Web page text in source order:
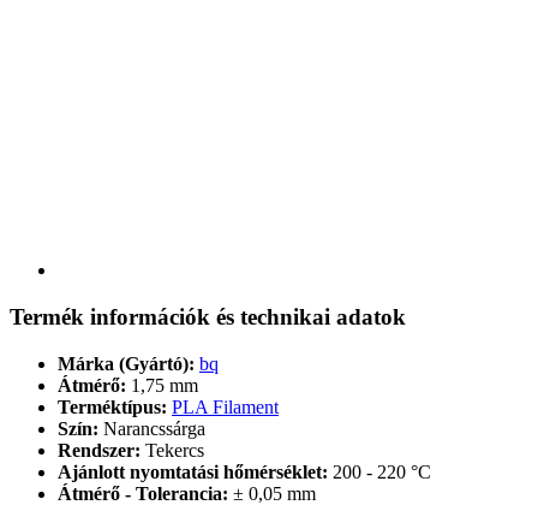
Termék információk és technikai adatok
Márka (Gyártó): bq
Átmérő: 1,75 mm
Terméktípus: PLA Filament
Szín: Narancssárga
Rendszer: Tekercs
Ajánlott nyomtatási hőmérséklet: 200 - 220 °C
Átmérő - Tolerancia: ± 0,05 mm